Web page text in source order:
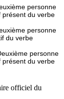
personne
présent du verbe
personne
du verbe
personne
présent du verbe
officiel du